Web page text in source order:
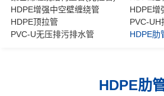
投资者关系
资讯中心
HDPE增强中空壁缠绕管
HDPE增
HDPE顶拉管
PVC-UH
PVC-U无压排污排水管
HDPE肋
HDPE肋